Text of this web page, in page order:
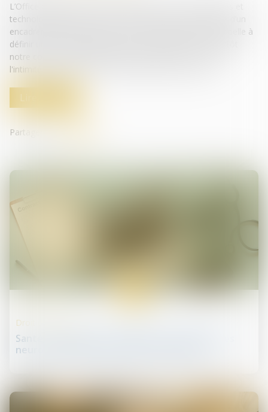
L’Office parlementaire d'évaluation des choix scientifiques et
technologiques (OPECST) recommande la mise en place d’un
encadrement de l’innovation en neurotechnologies et appelle à
définir un cadre juridique protecteur. Modifiera-t-on bientôt
notre corpus constitutionnel pour y affirmer un « droit à
l'intimité mentale » et au « libre arbitre de la pensée » ?
Lire la suite
Partager sur
Santé : les personnes souffrant de pathologies
neuro-évolutives interdites de conduite
Droit de la santé